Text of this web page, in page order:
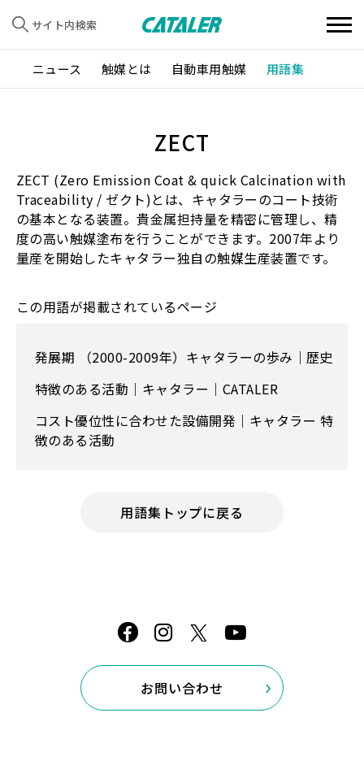
サイト内検索
ニュース 触媒とは 自動車用触媒 用語集
ZECT
ZECT (Zero Emission Coat & quick Calcination with
Traceability / ゼクト)とは、キャタラーのコート技術
の基本となる装置。貴金属担持量を精密に管理し、精
度の高い触媒塗布を行うことができます。2007年より
量産を開始したキャタラー独自の触媒生産装置です。
この用語が掲載されているページ
発展期 （2000-2009年）キャタラーの歩み｜歴史
特徴のある活動｜キャタラー｜CATALER
コスト優位性に合わせた設備開発｜キャタラー 特
徴のある活動
用語集トップに戻る
お問い合わせ